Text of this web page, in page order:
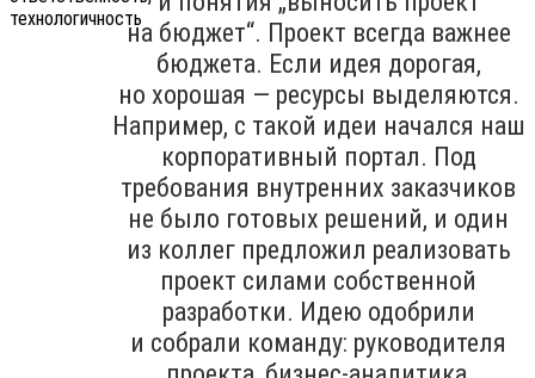
на бюджет“. Проект всегда важнее
бюджета. Если идея дорогая,
но хорошая — ресурсы выделяются.
Например, с такой идеи начался наш
корпоративный портал. Под
требования внутренних заказчиков
не было готовых решений, и один
из коллег предложил реализовать
проект силами собственной
разработки. Идею одобрили
и собрали команду: руководителя